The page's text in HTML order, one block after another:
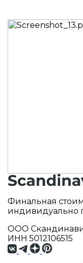
Финальная
индивидуально
ООО
ИНН 5012106515